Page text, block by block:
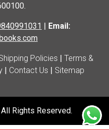
| Email:
Policies | Terms &
| Contact Us | Sitemap
Rights Reserved.